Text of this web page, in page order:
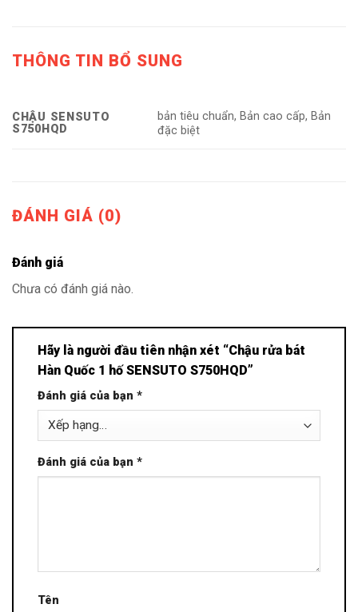
THÔNG TIN BỔ SUNG
CHẬU SENSUTO
S750HQD
bản tiêu chuẩn, Bản cao cấp, Bản
đặc biệt
ĐÁNH GIÁ (0)
Đánh giá
Chưa có đánh giá nào.
Hãy là người đầu tiên nhận xét “Chậu rửa bát
Hàn Quốc 1 hố SENSUTO S750HQD”
Đánh giá của bạn *
Đánh giá của bạn *
Tên